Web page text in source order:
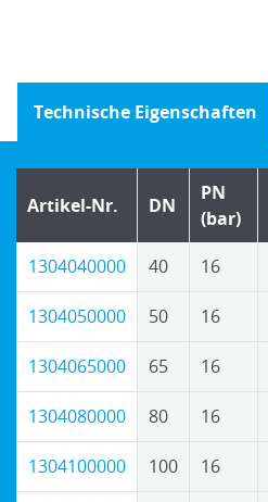
Technische Eigenschaften
Artikel-Nr. DN
PN
(bar)
1304040000 40 16
1304050000 50 16
1304065000 65 16
1304080000 80 16
1304100000 100 16